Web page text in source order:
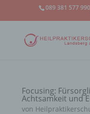
089 381 577 990
Focusing:
Achtsamkeit und
von